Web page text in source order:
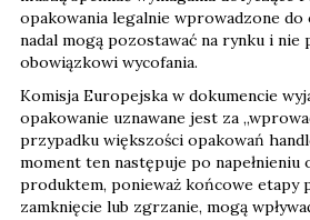
opakowania legalnie wprowadzone
nadal mogą pozostawać na rynku i nie
obowiązkowi wycofania.
Komisja Europejska w dokumencie
opakowanie uznawane jest za
przypadku większości opakowań
moment ten następuje po napełnieniu
produktem, ponieważ końcowe etapy
zamknięcie lub zgrzanie, mogą